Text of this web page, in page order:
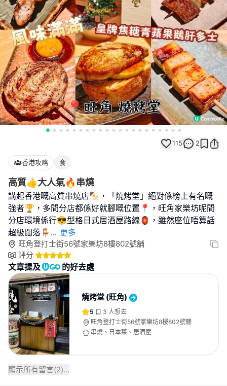
115 2
香港攻略 食
高質👍大人氣🔥串燒
講起香港嘅高質串燒店🍢，「燒烤堂」絕對係榜上有名嘅
強者🏆，多間分店都係好就腳嘅位置📍，旺角家樂坊呢間
分店環境係行😎型格日式居酒屋路線🏮，雖然座位唔算話
超級闊落🪑 ... 更多
旺角登打士街56號家樂坊8樓802號舖
評分
文章提及 的好去處
燒烤堂 (旺角)
5 3 人想去
旺角登打士街56號家樂坊8樓802號舖
串燒、日本菜、居酒屋
顯示所有留言(2)...